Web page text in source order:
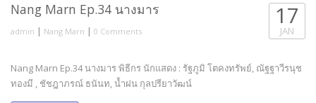
Nang Marn Ep.34 นางมาร
admin | Nang Marn | 0 Comments
17
JAN
Nang Marn Ep.34 นางมาร พิธีกร นักแสดง : รัฐภูมิ โตคงทรัพย์, ณัฐฐาวีรนุช
ทองมี , ชัชฎาภรณ์ ธนันท, น้ำฝน กุลปรียาวัฒน์